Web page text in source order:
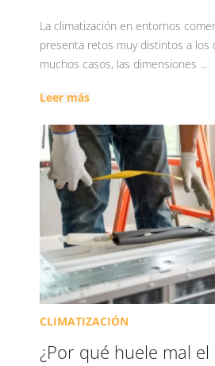
La climatización en entornos
presenta retos muy distintos a los
muchos casos, las dimensiones ...
Leer más
CLIMATIZACIÓN
¿Por qué huele mal el